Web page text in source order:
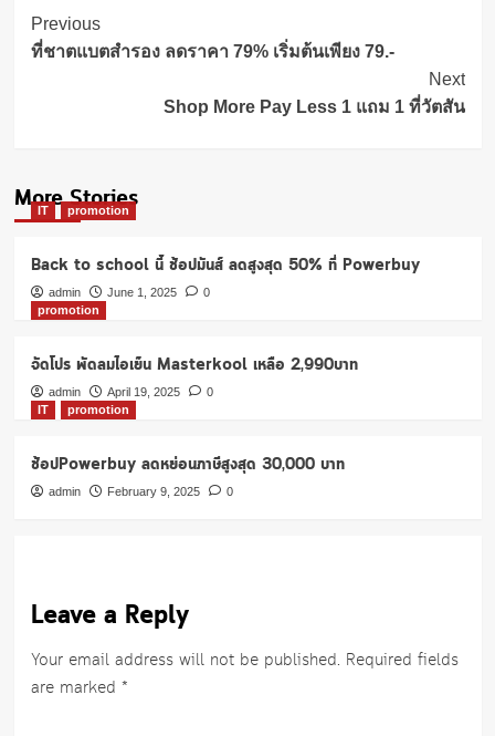
Post
Navigation
Previous
ที่ชาตแบตสำรอง ลดราคา 79% เริ่มต้นเพียง 79.-
Next
Shop More Pay Less 1 แถม 1 ที่วัตสัน
More Stories
IT promotion
Back to school นี้ ช้อปมันส์ ลดสูงสุด 50% ที่ Powerbuy
admin June 1, 2025
0
promotion
จัดโปร พัดลมไอเย็น Masterkool เหลือ 2,990บาท
admin April 19, 2025
0
IT
promotion
ช้อปPowerbuy ลดหย่อนภาษีสูงสุด 30,000 บาท
admin February 9, 2025 0
Leave a Reply
Your email address will not be published. Required fields
are marked *